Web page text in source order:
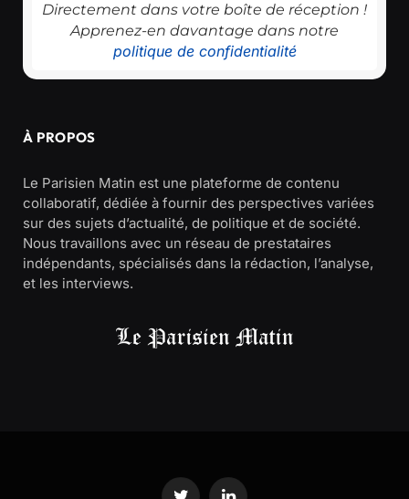
Directement dans votre boîte de réception !
Apprenez-en davantage dans notre
politique de confidentialité
À PROPOS
Le Parisien Matin est une plateforme de contenu
collaboratif, dédiée à fournir des perspectives variées
sur des sujets d’actualité, de politique et de société.
Nous travaillons avec un réseau de prestataires
indépendants, spécialisés dans la rédaction, l’analyse,
et les interviews.